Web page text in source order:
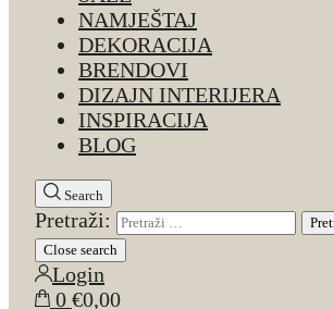
NAMJEŠTAJ
DEKORACIJA
BRENDOVI
DIZAJN INTERIJERA
INSPIRACIJA
BLOG
Search
Pretraži:
Close search
Login
0 €0,00